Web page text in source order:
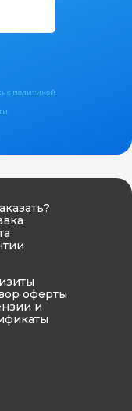
с политикой
оферты
и